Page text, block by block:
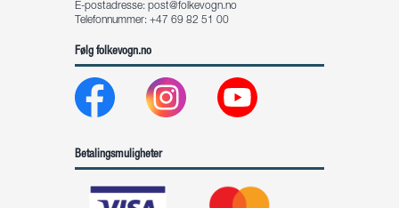
E-postadresse: post@folkevogn.no
Telefonnummer: +47 69 82 51 00
Følg folkevogn.no
Betalingsmuligheter